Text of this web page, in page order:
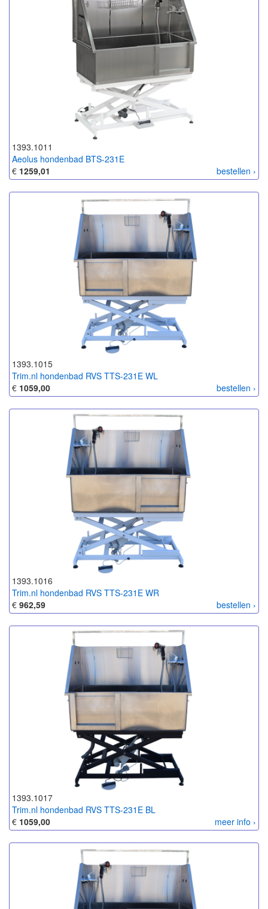
1393.1011
Aeolus hondenbad BTS-231E
bestellen ›
€ 1259,01
1393.1015
Trim.nl hondenbad RVS TTS-231E WL
bestellen ›
€ 1059,00
1393.1016
Trim.nl hondenbad RVS TTS-231E WR
bestellen ›
€ 962,59
1393.1017
Trim.nl hondenbad RVS TTS-231E BL
meer info ›
€ 1059,00